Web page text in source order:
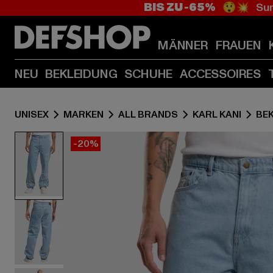
BIS ZU -65% 😲💥
MÄNNER FRAUEN
NEU BEKLEIDUNG SCHUHE ACCESSOIRES
UNISEX MARKEN ALL BRANDS KARL KANI
-20%